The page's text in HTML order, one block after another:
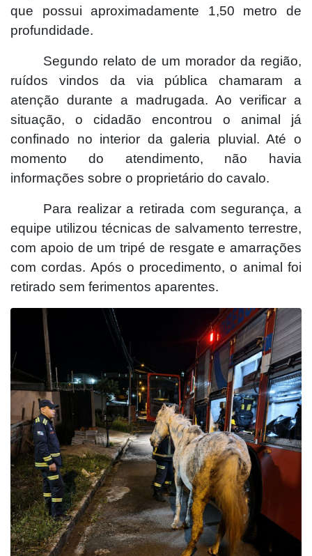
que possui aproximadamente 1,50 metro de
profundidade.
Segundo relato de um morador da região,
ruídos vindos da via pública chamaram a
atenção durante a madrugada. Ao verificar a
situação, o cidadão encontrou o animal já
confinado no interior da galeria pluvial. Até o
momento do atendimento, não havia
informações sobre o proprietário do cavalo.
Para realizar a retirada com segurança, a
equipe utilizou técnicas de salvamento terrestre,
com apoio de um tripé de resgate e amarrações
com cordas. Após o procedimento, o animal foi
retirado sem ferimentos aparentes.